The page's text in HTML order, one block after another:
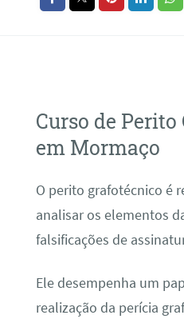
Curso de
em Mormaço
O perito grafotécnico é
analisar os elementos
falsificações de
Ele desempenha um
realização da perícia